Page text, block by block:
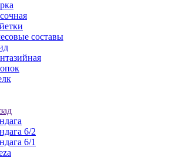
составы
6/2
6/1